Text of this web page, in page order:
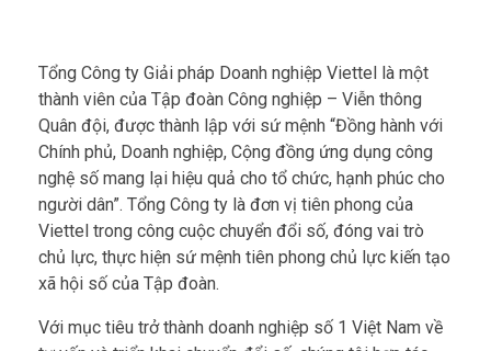
Tổng Công ty Giải pháp Doanh nghiệp Viettel là một
thành viên của Tập đoàn Công nghiệp – Viễn thông
Quân đội, được thành lập với sứ mệnh “Đồng hành với
Chính phủ, Doanh nghiệp, Cộng đồng ứng dụng công
nghệ số mang lại hiệu quả cho tổ chức, hạnh phúc cho
người dân”. Tổng Công ty là đơn vị tiên phong của
Viettel trong công cuộc chuyển đổi số, đóng vai trò
chủ lực, thực hiện sứ mệnh tiên phong chủ lực kiến tạo
xã hội số của Tập đoàn.
Với mục tiêu trở thành doanh nghiệp số 1 Việt Nam về